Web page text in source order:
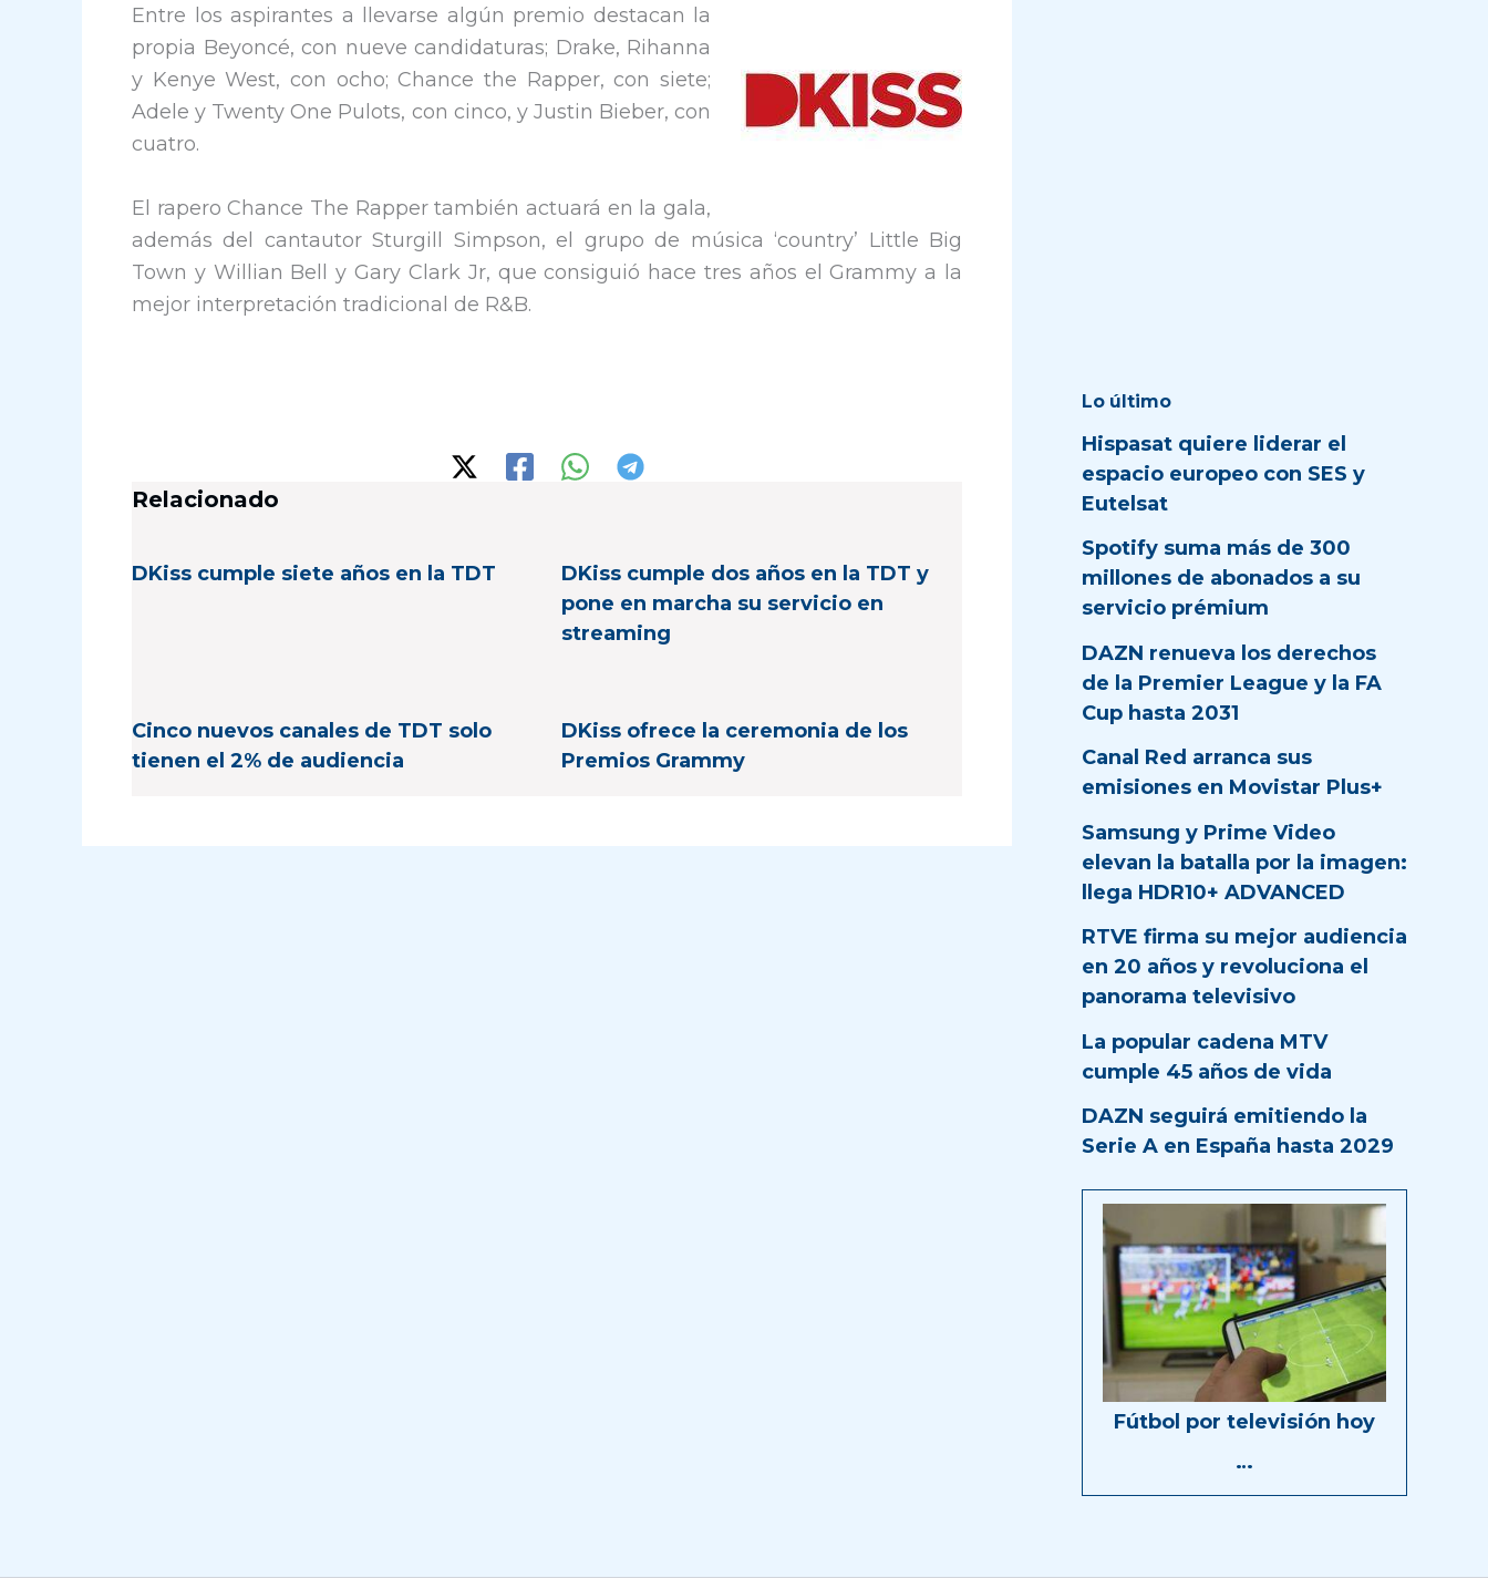
Entre los aspirantes a llevarse algún premio destacan la
propia Beyoncé, con nueve candidaturas; Drake, Rihanna
y Kenye West, con ocho; Chance the Rapper, con siete;
Adele y Twenty One Pulots, con cinco, y Justin Bieber, con
cuatro.
El rapero Chance The Rapper también actuará en la gala,
además del cantautor Sturgill Simpson, el grupo de música ‘country’ Little Big
Town y Willian Bell y Gary Clark Jr, que consiguió hace tres años el Grammy a la
mejor interpretación tradicional de R&B.
Relacionado
DKiss cumple siete años en la TDT
DKiss cumple dos años en la TDT y
pone en marcha su servicio en
streaming
Cinco nuevos canales de TDT solo
tienen el 2% de audiencia
DKiss ofrece la ceremonia de los
Premios Grammy
Lo último
Hispasat quiere liderar el
espacio europeo con SES y
Eutelsat
Spotify suma más de 300
millones de abonados a su
servicio prémium
DAZN renueva los derechos
de la Premier League y la FA
Cup hasta 2031
Canal Red arranca sus
emisiones en Movistar Plus+
Samsung y Prime Video
elevan la batalla por la imagen:
llega HDR10+ ADVANCED
RTVE firma su mejor audiencia
en 20 años y revoluciona el
panorama televisivo
La popular cadena MTV
cumple 45 años de vida
DAZN seguirá emitiendo la
Serie A en España hasta 2029
Fútbol por televisión hoy
…